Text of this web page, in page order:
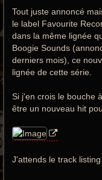
Tout juste annoncé
le label Favourite
dans la même lignée
Boogie Sounds
derniers mois), ce
lignée de cette série.
Si j'en crois le bouche
être un nouveau hit
J'attends le track